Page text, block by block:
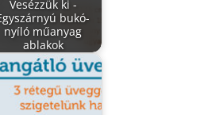
Vesézzük ki -
bukó-
nyíló műanyag
ablakok